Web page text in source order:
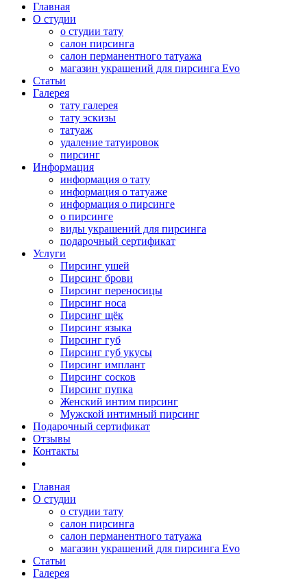
Главная
О студии
о студии тату
салон пирсинга
салон перманентного татуажа
магазин украшений для пирсинга Evo
Статьи
Галерея
тату галерея
тату эскизы
татуаж
удаление татуировок
пирсинг
Информация
информация о тату
информация о татуаже
информация о пирсинге
о пирсинге
виды украшений для пирсинга
подарочный сертификат
Услуги
Пирсинг ушей
Пирсинг брови
Пирсинг переносицы
Пирсинг носа
Пирсинг щёк
Пирсинг языка
Пирсинг губ
Пирсинг губ укусы
Пирсинг имплант
Пирсинг сосков
Пирсинг пупка
Женский интим пирсинг
Мужской интимный пирсинг
Подарочный сертификат
Отзывы
Контакты
Главная
О студии
о студии тату
салон пирсинга
салон перманентного татуажа
магазин украшений для пирсинга Evo
Статьи
Галерея